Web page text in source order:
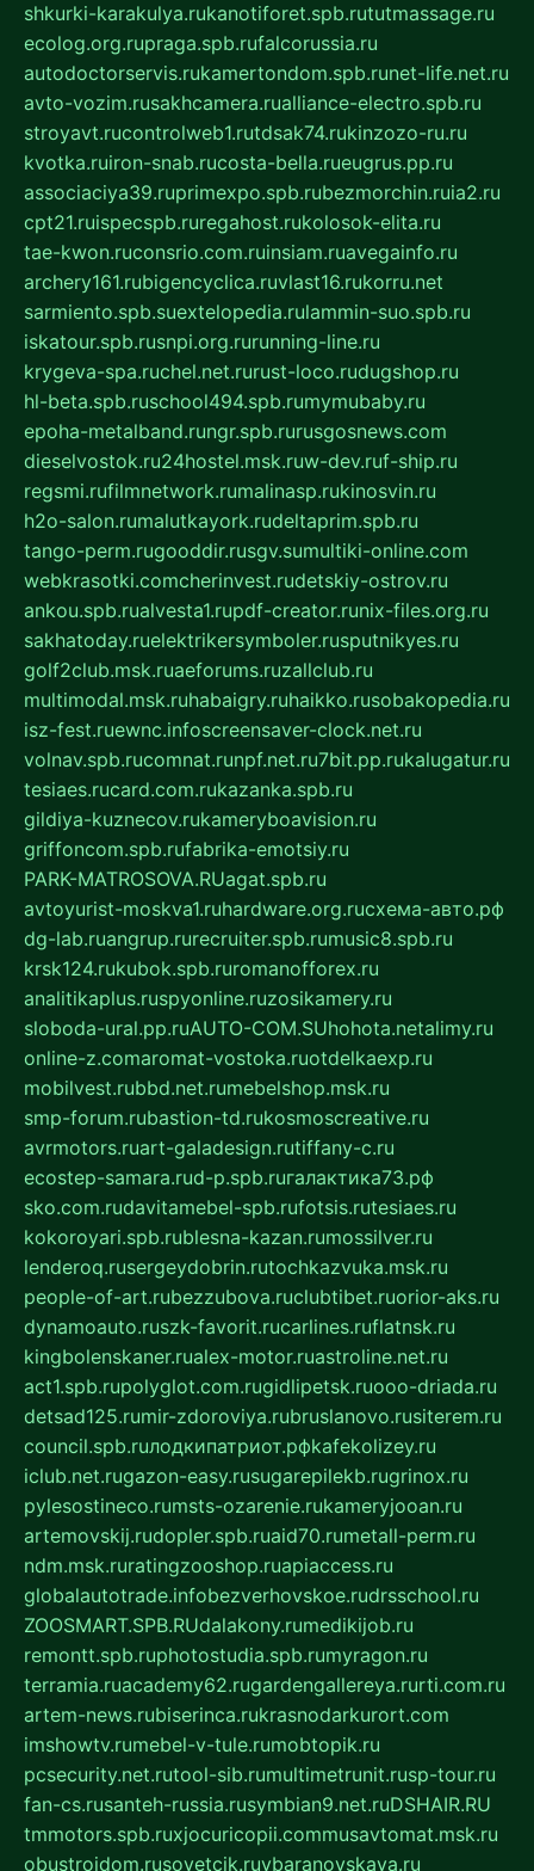
shkurki-karakulya.rukanotiforet.spb.rututmassage.ru
ecolog.org.rupraga.spb.rufalcorussia.ru
autodoctorservis.rukamertondom.spb.runet-life.net.ru
avto-vozim.rusakhcamera.rualliance-electro.spb.ru
stroyavt.rucontrolweb1.rutdsak74.rukinzozo-ru.ru
kvotka.ruiron-snab.rucosta-bella.rueugrus.pp.ru
associaciya39.ruprimexpo.spb.rubezmorchin.ruia2.ru
cpt21.ruispecspb.ruregahost.rukolosok-elita.ru
tae-kwon.ruconsrio.com.ruinsiam.ruavegainfo.ru
archery161.rubigencyclica.ruvlast16.rukorru.net
sarmiento.spb.suextelopedia.rulammin-suo.spb.ru
iskatour.spb.rusnpi.org.rurunning-line.ru
krygeva-spa.ruchel.net.rurust-loco.rudugshop.ru
hl-beta.spb.ruschool494.spb.rumymubaby.ru
epoha-metalband.rungr.spb.rurusgosnews.com
dieselvostok.ru24hostel.msk.ruw-dev.ruf-ship.ru
regsmi.rufilmnetwork.rumalinasp.rukinosvin.ru
h2o-salon.rumalutkayork.rudeltaprim.spb.ru
tango-perm.rugooddir.rusgv.sumultiki-online.com
webkrasotki.comcherinvest.rudetskiy-ostrov.ru
ankou.spb.rualvesta1.rupdf-creator.runix-files.org.ru
sakhatoday.ruelektrikersymboler.rusputnikyes.ru
golf2club.msk.ruaeforums.ruzallclub.ru
multimodal.msk.ruhabaigry.ruhaikko.rusobakopedia.ru
isz-fest.ruewnc.infoscreensaver-clock.net.ru
volnav.spb.rucomnat.runpf.net.ru7bit.pp.rukalugatur.ru
tesiaes.rucard.com.rukazanka.spb.ru
gildiya-kuznecov.rukameryboavision.ru
griffoncom.spb.rufabrika-emotsiy.ru
PARK-MATROSOVA.RUagat.spb.ru
avtoyurist-moskva1.ruhardware.org.ruсхема-авто.рф
dg-lab.ruangrup.rurecruiter.spb.rumusic8.spb.ru
krsk124.rukubok.spb.ruromanofforex.ru
analitikaplus.ruspyonline.ruzosikamery.ru
sloboda-ural.pp.ruAUTO-COM.SUhohota.netalimy.ru
online-z.comaromat-vostoka.ruotdelkaexp.ru
mobilvest.rubbd.net.rumebelshop.msk.ru
smp-forum.rubastion-td.rukosmoscreative.ru
avrmotors.ruart-galadesign.rutiffany-c.ru
ecostep-samara.rud-p.spb.ruгалактика73.рф
sko.com.rudavitamebel-spb.rufotsis.rutesiaes.ru
kokoroyari.spb.rublesna-kazan.rumossilver.ru
lenderoq.rusergeydobrin.rutochkazvuka.msk.ru
people-of-art.rubezzubova.ruclubtibet.ruorior-aks.ru
dynamoauto.ruszk-favorit.rucarlines.ruflatnsk.ru
kingbolenskaner.rualex-motor.ruastroline.net.ru
act1.spb.rupolyglot.com.rugidlipetsk.ruooo-driada.ru
detsad125.rumir-zdoroviya.rubruslanovo.rusiterem.ru
council.spb.ruлодкипатриот.рфkafekolizey.ru
iclub.net.rugazon-easy.rusugarepilekb.rugrinox.ru
pylesostineco.rumsts-ozarenie.rukameryjooan.ru
artemovskij.rudopler.spb.ruaid70.rumetall-perm.ru
ndm.msk.ruratingzooshop.ruapiaccess.ru
globalautotrade.infobezverhovskoe.rudrsschool.ru
ZOOSMART.SPB.RUdalakony.rumedikijob.ru
remontt.spb.ruphotostudia.spb.rumyragon.ru
terramia.ruacademy62.rugardengallereya.rurti.com.ru
artem-news.rubiserinca.rukrasnodarkurort.com
imshowtv.rumebel-v-tule.rumobtopik.ru
pcsecurity.net.rutool-sib.rumultimetrunit.rusp-tour.ru
fan-cs.rusanteh-russia.rusymbian9.net.ruDSHAIR.RU
tmmotors.spb.ruxjocuricopii.commusavtomat.msk.ru
obustrojdom.rusovetcik.ruybaranovskaya.ru